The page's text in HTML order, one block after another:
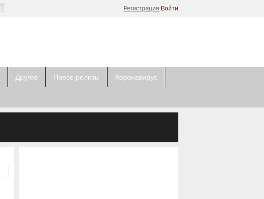
Регистрация Войти
Другое Пресс-релизы Коронавирус